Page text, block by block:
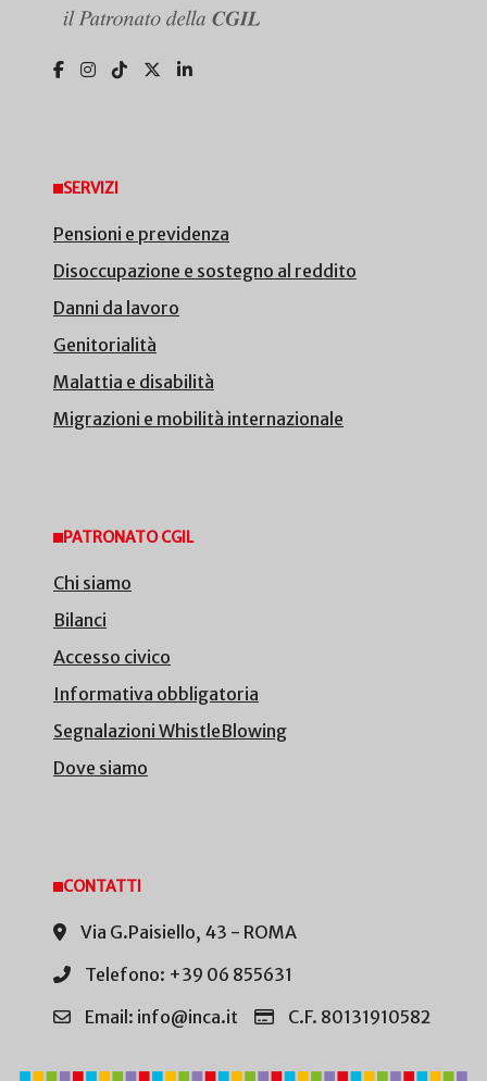
SERVIZI
Pensioni e previdenza
Disoccupazione e sostegno al reddito
Danni da lavoro
Genitorialità
Malattia e disabilità
Migrazioni e mobilità internazionale
PATRONATO CGIL
Chi siamo
Bilanci
Accesso civico
Informativa obbligatoria
Segnalazioni WhistleBlowing
Dove siamo
CONTATTI
Via G.Paisiello, 43 - ROMA
Telefono: +39 06 855631
Email: info@inca.it
C.F. 80131910582